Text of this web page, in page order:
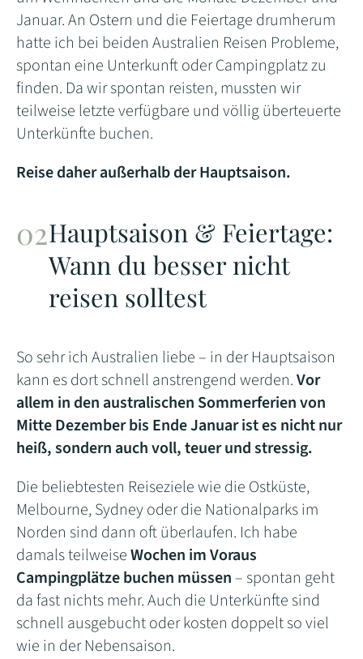
Januar. An Ostern und die Feiertage drumherum
hatte ich bei beiden Australien Reisen Probleme,
spontan eine Unterkunft oder Campingplatz zu
finden. Da wir spontan reisten, mussten wir
teilweise letzte verfügbare und völlig überteuerte
Unterkünfte buchen.
Reise daher außerhalb der Hauptsaison.
Hauptsaison & Feiertage:
Wann du besser nicht
reisen solltest
So sehr ich Australien liebe – in der Hauptsaison
kann es dort schnell anstrengend werden.Vor
allem in den australischen Sommerferien von
Mitte Dezember bis Ende Januar ist es nicht nur
heiß, sondern auch voll, teuer und stressig.
Die beliebtesten Reiseziele wie die Ostküste,
Melbourne, Sydney oder die Nationalparks im
Norden sind dann oft überlaufen. Ich habe
damals teilweiseWochen im Voraus
Campingplätze buchen müssen – spontan geht
da fast nichts mehr. Auch die Unterkünfte sind
schnell ausgebucht oder kosten doppelt so viel
wie in der Nebensaison.